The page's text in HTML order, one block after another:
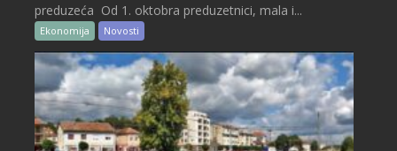
preduzeća Od 1. oktobra preduzetnici, mala i...
Ekonomija Novosti